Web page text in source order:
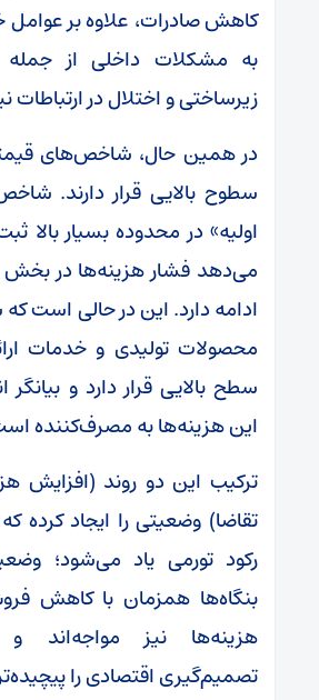
کاهش صادرات، علاوه بر عوامل
به مشکلات داخلی از
زیرساختی و اختلال در ارتباطات
در همین حال، شاخص‌های
سطوح بالایی قرار دارند.
اولیه» در محدوده بسیار بالا
می‌دهد فشار هزینه‌ها در بخش
ادامه دارد. این در حالی است
محصولات تولیدی و خدمات
سطح بالایی قرار دارد و
این هزینه‌ها به مصرف‌کننده
ترکیب این دو روند (افزایش
تقاضا) وضعیتی را ایجاد کرده
رکود تورمی یاد می‌شود؛
بنگاه‌ها همزمان با کاهش
هزینه‌ها نیز مواجه‌اند
تصمیم‌گیری اقتصادی را